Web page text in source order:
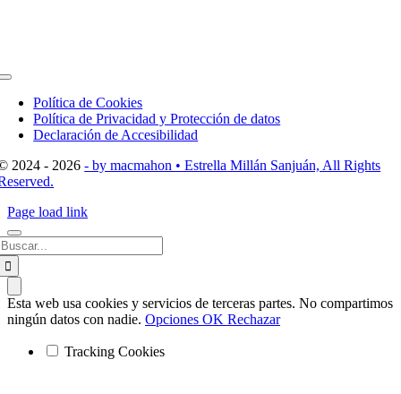
Toggle
NavigationPolítica de Cookies
Política de Privacidad y Protección de datos
Declaración de Accesibilidad
2024 - 2026- by macmahon • Estrella Millán Sanjuán, All Rights
Page load link
Esta web usa cookies y servicios de terceras partes. No compartimos
ningún datos con nadie. Opciones OK Rechazar
Tracking Cookies